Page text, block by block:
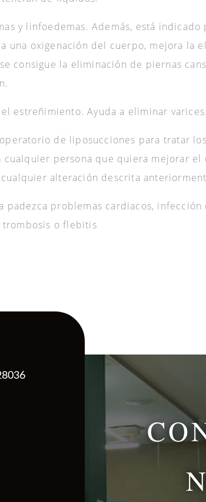
y linfoedemas. Además, está indicado
una oxigenación del cuerpo, mejora la
consigue la eliminación de piernas
estreñimiento. Ayuda a eliminar varices.
de liposucciones para tratar
persona que quiera mejorar el
alteración descrita
problemas cardiacos, infección
trombosis o flebitis